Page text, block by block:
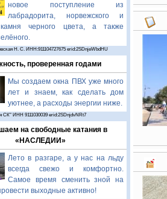
новое поступление из
лабрадорита, норвежского и
камня черного цвета, а также
Н. С. ИНН:911104727675 erid:2SDnjeWbdHU
проверенная годами
Мы создаем окна ПВХ уже много
лет и знаем, как сделать дом
уютнее, а расходы энергии ниже.
ИНН 9111030039 erid:2SDnjdvNRt7
на свободные катания в
«НАСЛЕДИИ»
Лето в разгаре, а у нас на льду
всегда свежо и комфортно.
Самое время сменить зной на
выходные активно!